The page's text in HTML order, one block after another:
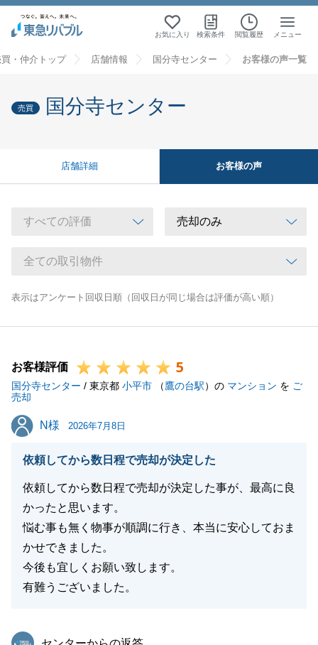
お気に入り 検索条件 閲覧履歴 メニュー
・仲介トップ 店舗情報 国分寺センター お客様の声一覧
売買 国分寺センター
店舗詳細 お客様の声
表示はアンケート回収日順（回収日が同じ場合は評価が高い順）
お客様評価 5
国分寺センター / 東京都 小平市 （鷹の台駅）の マンション を ご
売却
N様
N様 2026年7月8日
依頼してから数日程で売却が決定した
依頼してから数日程で売却が決定した事が、最高に良
かったと思います。
悩む事も無く物事が順調に行き、本当に安心しておま
かせできました。
今後も宜しくお願い致します。
有難うございました。
東急リバブル